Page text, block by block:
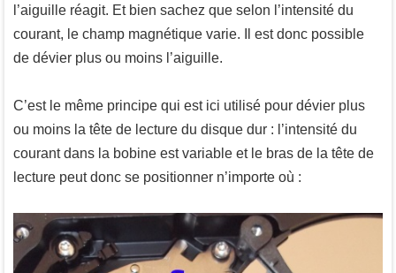
l’aiguille réagit. Et bien sachez que selon l’intensité du
courant, le champ magnétique varie. Il est donc possible
de dévier plus ou moins l’aiguille.
C’est le même principe qui est ici utilisé pour dévier plus
ou moins la tête de lecture du disque dur : l’intensité du
courant dans la bobine est variable et le bras de la tête de
lecture peut donc se positionner n’importe où :